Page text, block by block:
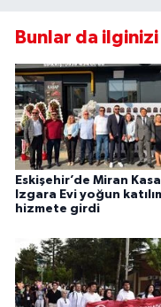
Bunlar da
Eskişehir’de Miran
Izgara Evi yoğun
hizmete girdi